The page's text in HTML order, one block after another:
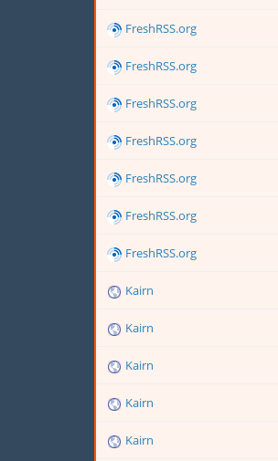
FreshRSS.org
FreshRSS.org
FreshRSS.org
FreshRSS.org
FreshRSS.org
FreshRSS.org
FreshRSS.org
Kairn
Kairn
Kairn
Kairn
Kairn